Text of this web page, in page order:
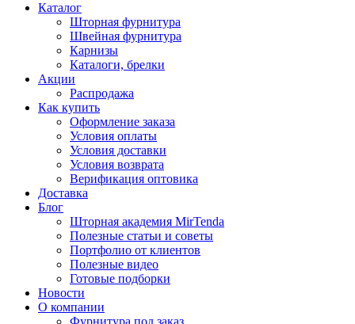
Каталог
Шторная фурнитура
Швейная фурнитура
Карнизы
Каталоги, брелки
Акции
Распродажа
Как купить
Оформление заказа
Условия оплаты
Условия доставки
Условия возврата
Верификация оптовика
Доставка
Блог
Шторная академия MirTenda
Полезные статьи и советы
Портфолио от клиентов
Полезные видео
Готовые подборки
Новости
О компании
Фурнитура под заказ